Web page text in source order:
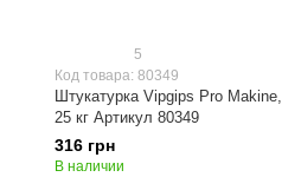
5
Код товара: 80349
Штукатурка Vipgips Pro Makine,
25 кг Артикул 80349
316 грн
В наличии